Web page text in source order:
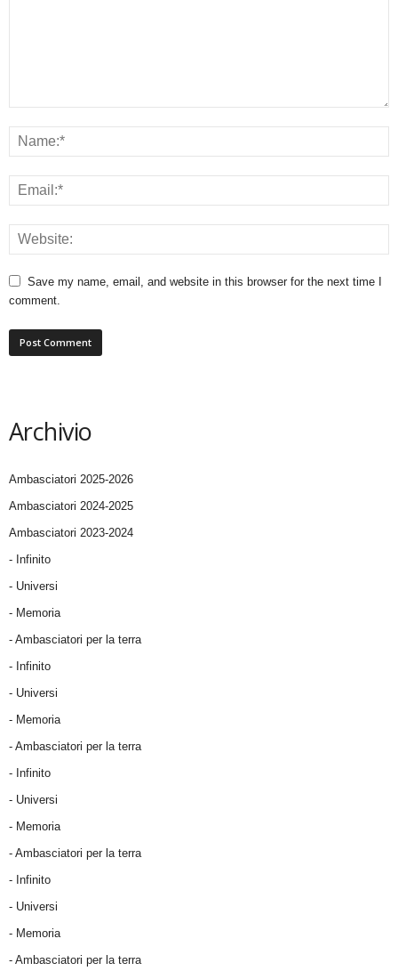
Save my name, email, and website in this browser for the next time I
comment.
Archivio
Ambasciatori 2025-2026
Ambasciatori 2024-2025
Ambasciatori 2023-2024
- Infinito
- Universi
- Memoria
- Ambasciatori per la terra
- Infinito
- Universi
- Memoria
- Ambasciatori per la terra
- Infinito
- Universi
- Memoria
- Ambasciatori per la terra
- Infinito
- Universi
- Memoria
- Ambasciatori per la terra